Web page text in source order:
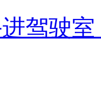
驾驶